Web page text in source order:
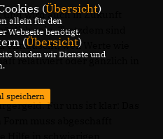
wird auch in Zukunft
sein. Trotzdem sind
weil Werte wie
relativiert oder gänzlich in
Für uns ist klar: Das
(Übersicht)
allein für den
Webseite benötigt.
(Übersicht)
binden wir Dienste und
speichern